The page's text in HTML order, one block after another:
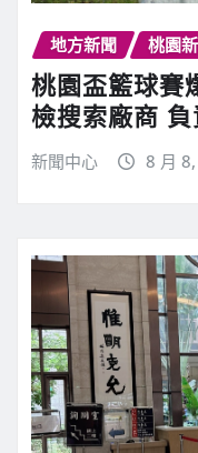
地方新聞 桃園
桃園盃籃球賽
檢搜索廠商
新聞中心 8 月